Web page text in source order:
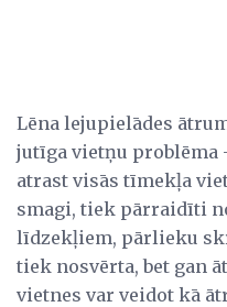
Lēna lejupielādes
jutīga vietņu problēma
atrast visās tīmekļa
smagi, tiek pārraidīti
līdzekļiem, pārlieku
tiek nosvērta, bet gan
vietnes var veidot kā